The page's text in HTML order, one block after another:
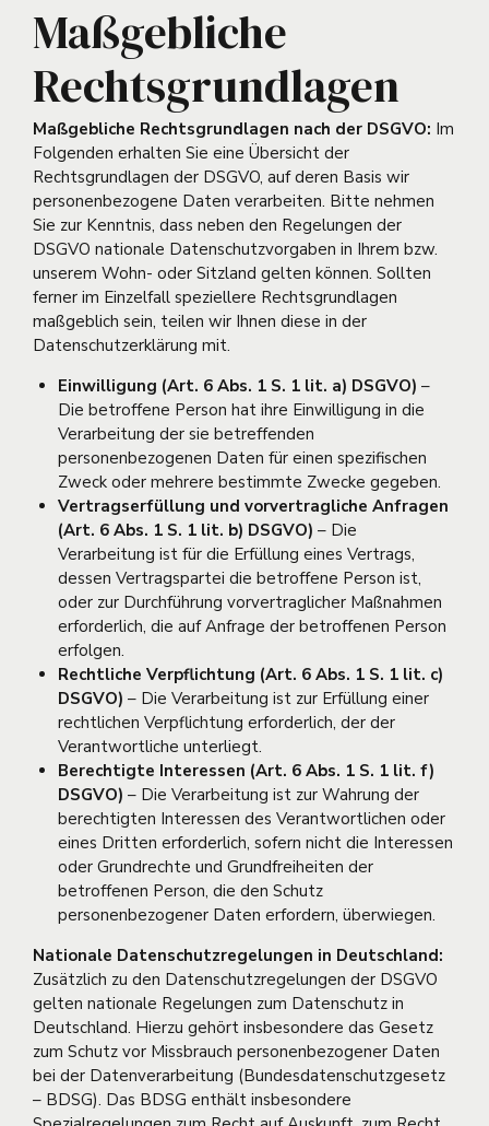
Maßgebliche
Rechtsgrundlagen
Maßgebliche Rechtsgrundlagen nach der DSGVO: Im
Folgenden erhalten Sie eine Übersicht der
Rechtsgrundlagen der DSGVO, auf deren Basis wir
personenbezogene Daten verarbeiten. Bitte nehmen
Sie zur Kenntnis, dass neben den Regelungen der
DSGVO nationale Datenschutzvorgaben in Ihrem bzw.
unserem Wohn- oder Sitzland gelten können. Sollten
ferner im Einzelfall speziellere Rechtsgrundlagen
maßgeblich sein, teilen wir Ihnen diese in der
Datenschutzerklärung mit.
Einwilligung (Art. 6 Abs. 1 S. 1 lit. a) DSGVO) –
Die betroffene Person hat ihre Einwilligung in die
Verarbeitung der sie betreffenden
personenbezogenen Daten für einen spezifischen
Zweck oder mehrere bestimmte Zwecke gegeben.
Vertragserfüllung und vorvertragliche Anfragen
(Art. 6 Abs. 1 S. 1 lit. b) DSGVO) – Die
Verarbeitung ist für die Erfüllung eines Vertrags,
dessen Vertragspartei die betroffene Person ist,
oder zur Durchführung vorvertraglicher Maßnahmen
erforderlich, die auf Anfrage der betroffenen Person
erfolgen.
Rechtliche Verpflichtung (Art. 6 Abs. 1 S. 1 lit. c)
DSGVO) – Die Verarbeitung ist zur Erfüllung einer
rechtlichen Verpflichtung erforderlich, der der
Verantwortliche unterliegt.
Berechtigte Interessen (Art. 6 Abs. 1 S. 1 lit. f)
DSGVO) – Die Verarbeitung ist zur Wahrung der
berechtigten Interessen des Verantwortlichen oder
eines Dritten erforderlich, sofern nicht die Interessen
oder Grundrechte und Grundfreiheiten der
betroffenen Person, die den Schutz
personenbezogener Daten erfordern, überwiegen.
Nationale Datenschutzregelungen in Deutschland:
Zusätzlich zu den Datenschutzregelungen der DSGVO
gelten nationale Regelungen zum Datenschutz in
Deutschland. Hierzu gehört insbesondere das Gesetz
zum Schutz vor Missbrauch personenbezogener Daten
bei der Datenverarbeitung (Bundesdatenschutzgesetz
– BDSG). Das BDSG enthält insbesondere